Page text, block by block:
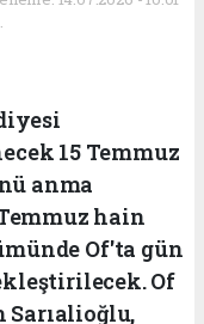
15 Temmuz
anma
hain
Of'ta gün
Of
Sarıalioğlu,